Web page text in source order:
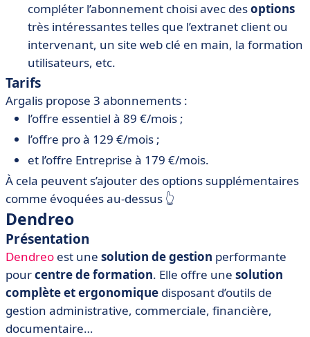
compléter l’abonnement choisi avec desoptions
très intéressantes telles que l’extranet client ou
intervenant, un site web clé en main, la formation
utilisateurs, etc.
Tarifs
Argalis propose 3 abonnements :
l’offre essentiel à 89 €/mois ;
l’offre pro à 129 €/mois ;
et l’offre Entreprise à 179 €/mois.
À cela peuvent s’ajouter des options supplémentaires
comme évoquées au-dessus 👆️
Dendreo
Présentation
Dendreo est une solution de gestion performante
pourcentre de formation. Elle offre une solution
complète et ergonomique disposant d’outils de
gestion administrative, commerciale, financière,
documentaire…